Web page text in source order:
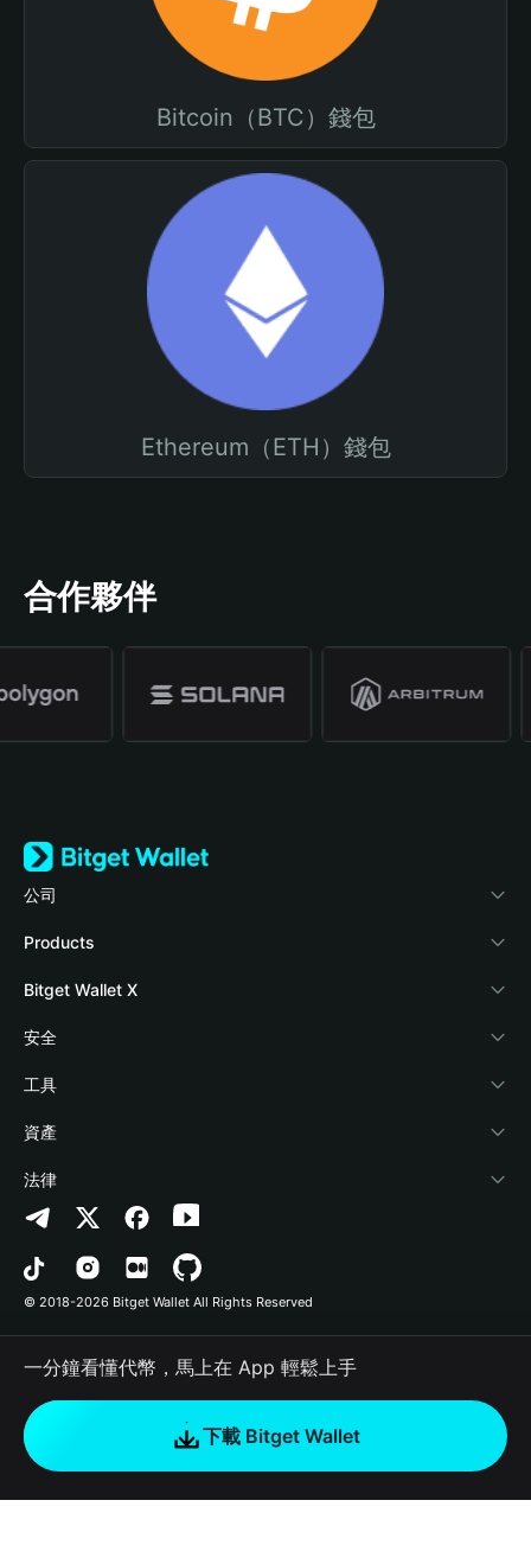
Bitcoin（BTC）錢包
Ethereum（ETH）錢包
合作夥伴
公司
關於 Bitget Wallet
部落格
學院
加密資訊
幫助中心
‌聯繫我們
品牌資源
工作機會
Products
Crypto Card
Stablecoin Earn
Payfi Crypto
Crypto Swap API
Altcoin Season Index
Prediction Markets
DApp
RWA
如何購買加密貨幣
Bitget Wallet X
開發者文件
連接錢包
Bitget Wallet Pay
合作上架
安全
風險保障基金
安全防護技術
工具
快捷買幣
授權檢測
合約檢測
批次轉帳
資產
Arbitrum
Avalanche
Bitcoin
Polygon
法律
隱私協議
用戶使用協議
© 2018-2026 Bitget Wallet All Rights Reserved
一分鐘看懂代幣，馬上在 App 輕鬆上手
下載 Bitget Wallet